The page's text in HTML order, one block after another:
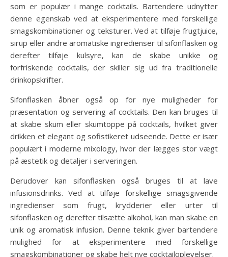
som er populær i mange cocktails. Bartendere udnytter
denne egenskab ved at eksperimentere med forskellige
smagskombinationer og teksturer. Ved at tilføje frugtjuice,
sirup eller andre aromatiske ingredienser til sifonflasken og
derefter tilføje kulsyre, kan de skabe unikke og
forfriskende cocktails, der skiller sig ud fra traditionelle
drinkopskrifter.
Sifonflasken åbner også op for nye muligheder for
præsentation og servering af cocktails. Den kan bruges til
at skabe skum eller skumtoppe på cocktails, hvilket giver
drikken et elegant og sofistikeret udseende. Dette er især
populært i moderne mixology, hvor der lægges stor vægt
på æstetik og detaljer i serveringen.
Derudover kan sifonflasken også bruges til at lave
infusionsdrinks. Ved at tilføje forskellige smagsgivende
ingredienser som frugt, krydderier eller urter til
sifonflasken og derefter tilsætte alkohol, kan man skabe en
unik og aromatisk infusion. Denne teknik giver bartendere
mulighed for at eksperimentere med forskellige
smagskombinationer og skabe helt nye cocktailoplevelser.